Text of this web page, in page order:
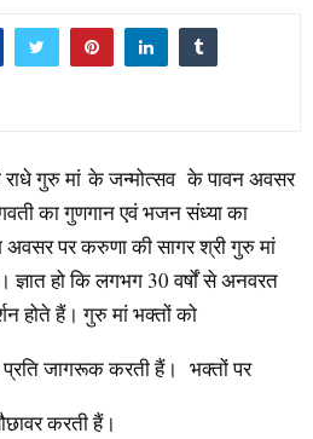
राधे गुरु मां के जन्मोत्सव के पावन अवसर
का गुणगान एवं भजन संध्या का
पर करुणा की सागर श्री गुरु मां
ज्ञात हो कि लगभग 30 वर्षों से अनवरत
होते हैं। गुरु मां भक्तों को
जागरूक करती हैं। भक्तों पर
करती हैं।